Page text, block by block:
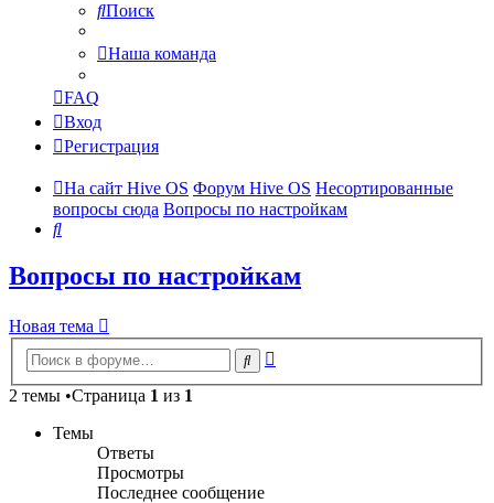
Поиск
Наша команда
FAQ
Вход
Регистрация
На сайт Hive OS Форум Hive OS Несортированные
вопросы сюда Вопросы по настройкам
Поиск
Вопросы по настройкам
Новая тема
Поиск
2 темы •Страница 1 из 1
Темы
Ответы
Просмотры
Последнее сообщение